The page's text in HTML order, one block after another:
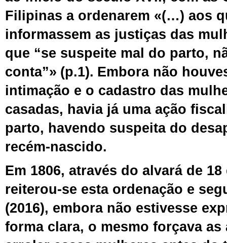
Filipinas a ordenarem «(…) aos
informassem as justiças das
que “se suspeite mal do parto,
conta”» (p.1). Embora não
intimação e o cadastro das
casadas, havia já umaação
parto, havendo suspeita do
recém-nascido.
Em 1806, através do alvará de
reiterou-se esta ordenação e
(2016), embora não estivesse
forma clara, o mesmo forçava as